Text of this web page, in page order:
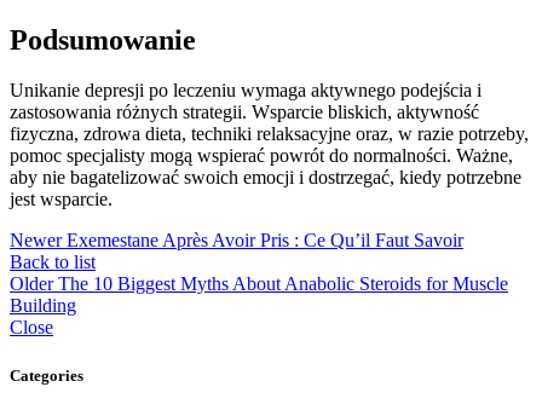
Podsumowanie
Unikanie depresji po leczeniu wymaga aktywnego podejścia i
zastosowania różnych strategii. Wsparcie bliskich, aktywność
fizyczna, zdrowa dieta, techniki relaksacyjne oraz, w razie potrzeby,
pomoc specjalisty mogą wspierać powrót do normalności. Ważne,
aby nie bagatelizować swoich emocji i dostrzegać, kiedy potrzebne
jest wsparcie.
Newer Exemestane Après Avoir Pris : Ce Qu’il Faut Savoir
Back to list
Older The 10 Biggest Myths About Anabolic Steroids for Muscle
Building
Close
Categories